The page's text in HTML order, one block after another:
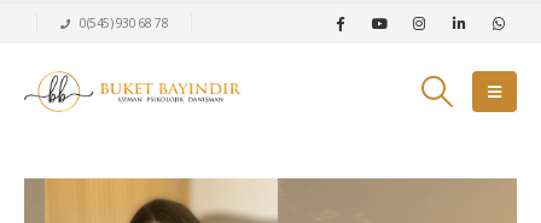
0(545) 930 68 78